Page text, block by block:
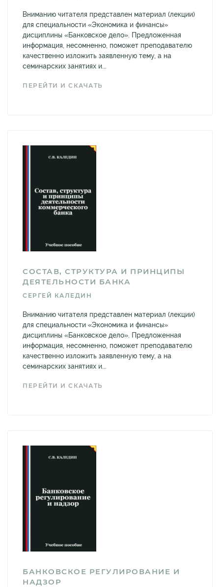
Вниманию читателя представлен материал (лекции)
для специальности «Экономика и финансы»
дисциплины «Банковское дело». Предложенная
информация, несомненно, поможет преподавателю
качественно изложить заявленную тему, а на
семинарских занятиях и...
ПЕРЕЙТИ И СКАЧАТЬ
СОСТАВ, СТРУКТУРА И ПРИНЦИПЫ
ДЕЯТЕЛЬНОСТИ БАНКА
СЕРГЕЙ КАЛЕДИН
Вниманию читателя представлен материал (лекции)
для специальности «Экономика и финансы»
дисциплины «Банковское дело». Предложенная
информация, несомненно, поможет преподавателю
качественно изложить заявленную тему, а на
семинарских занятиях и...
ПЕРЕЙТИ И СКАЧАТЬ
БАНКОВСКОЕ РЕГУЛИРОВАНИЕ И
НАДЗОР